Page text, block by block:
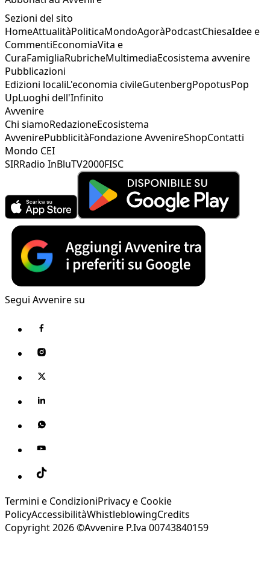
Sezioni del sito
HomeAttualitàPoliticaMondoAgoràPodcastChiesaIdee e
CommentiEconomiaVita e
CuraFamigliaRubricheMultimediaEcosistema avvenire
Pubblicazioni
Edizioni localiL'economia civileGutenbergPopotusPop
UpLuoghi dell'Infinito
Avvenire
Chi siamoRedazioneEcosistema
AvvenirePubblicitàFondazione AvvenireShopContatti
Mondo CEI
SIRRadio InBluTV2000FISC
Segui Avvenire su
Termini e CondizioniPrivacy e Cookie
PolicyAccessibilitàWhistleblowingCredits
Copyright 2026 ©Avvenire P.Iva 00743840159